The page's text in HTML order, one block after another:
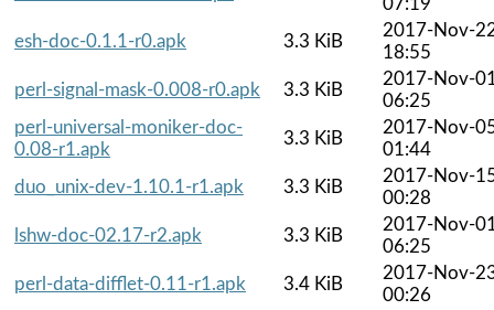
esh-doc-0.1.1-r0.apk
3.3 KiB
2017-Nov-
18:55
perl-signal-mask-0.008-r0.apk
3.3 KiB
2017-Nov-
06:25
perl-universal-moniker-doc-
0.08-r1.apk
3.3 KiB
2017-Nov-
01:44
duo_unix-dev-1.10.1-r1.apk
3.3 KiB
2017-Nov-
00:28
lshw-doc-02.17-r2.apk
3.3 KiB
2017-Nov-
06:25
perl-data-difflet-0.11-r1.apk
3.4 KiB
2017-Nov-
00:26